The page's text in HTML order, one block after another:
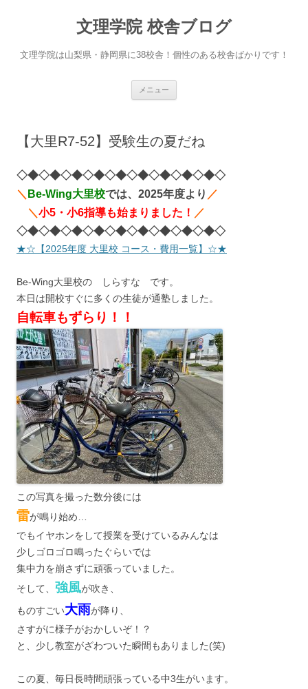
文理学院 校舎ブログ
文理学院は山梨県・静岡県に38校舎！個性のある校舎ばかりです！
メニュー
ス
プ
【大里R7-52】受験生の夏だね
◇◆◇◆◇◆◇◆◇◆◇◆◇◆◇◆◇◆◇
＼ Be-Wing大里校では、2025年度より ／
＼ 小5・小6指導も始まりました！ ／
◇◆◇◆◇◆◇◆◇◆◇◆◇◆◇◆◇◆◇
★☆【2025年度 大里校 コース・費用一覧】☆★
Be-Wing大里校の しらすな です。
本日は開校すぐに多くの生徒が通塾しました。
自転車もずらり！！
この写真を撮った数分後には
雷が鳴り始め…
でもイヤホンをして授業を受けているみんなは
少しゴロゴロ鳴ったぐらいでは
集中力を崩さずに頑張っていました。
そして、 強風が吹き、
ものすごい大雨が降り、
さすがに様子がおかしいぞ！？
と、少し教室がざわついた瞬間もありました(笑)
この夏、毎日長時間頑張っている中3生がいます。